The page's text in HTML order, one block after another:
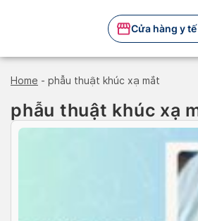
Cửa hàng y tế
Home - phẫu thuật khúc xạ mắt
phẫu thuật khúc xạ